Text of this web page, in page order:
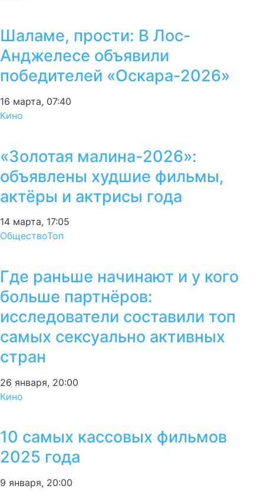
Шаламе, прости: В Лос-
Анджелесе объявили
победителей «Оскара-2026»
16 марта, 07:40
Кино
«Золотая малина-2026»:
объявлены худшие фильмы,
актёры и актрисы года
14 марта, 17:05
ОбществоТоп
Где раньше начинают и у кого
больше партнёров:
исследователи составили топ
самых сексуально активных
стран
26 января, 20:00
Кино
10 самых кассовых фильмов
2025 года
9 января, 20:00